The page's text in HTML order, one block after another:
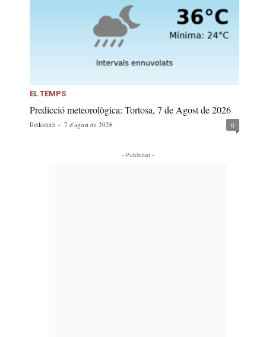
EL TEMPS
Predicció meteorològica: Tortosa, 7 de Agost de 2026
Redacció - 7 d'agost de 2026 0
- Publicitat -